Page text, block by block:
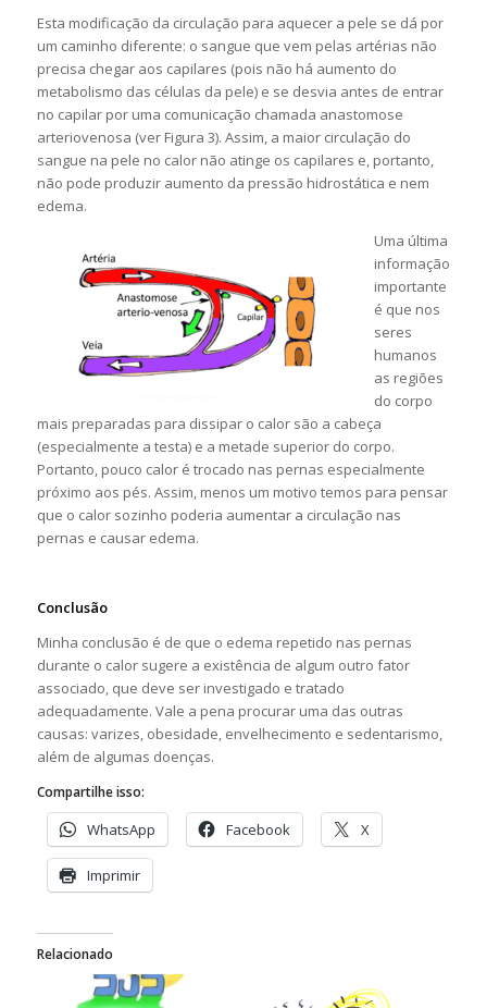
Esta modificação da circulação para aquecer a pele se dá por
um caminho diferente: o sangue que vem pelas artérias não
precisa chegar aos capilares (pois não há aumento do
metabolismo das células da pele) e se desvia antes de entrar
no capilar por uma comunicação chamada anastomose
arteriovenosa (ver Figura 3). Assim, a maior circulação do
sangue na pele no calor não atinge os capilares e, portanto,
não pode produzir aumento da pressão hidrostática e nem
edema.
Uma última
informação
importante
é que nos
seres
humanos
as regiões
do corpo
mais preparadas para dissipar o calor são a cabeça
(especialmente a testa) e a metade superior do corpo.
Portanto, pouco calor é trocado nas pernas especialmente
próximo aos pés. Assim, menos um motivo temos para pensar
que o calor sozinho poderia aumentar a circulação nas
pernas e causar edema.
Conclusão
Minha conclusão é de que o edema repetido nas pernas
durante o calor sugere a existência de algum outro fator
associado, que deve ser investigado e tratado
adequadamente. Vale a pena procurar uma das outras
causas: varizes, obesidade, envelhecimento e sedentarismo,
além de algumas doenças.
Compartilhe isso:
WhatsApp Facebook X
Imprimir
Relacionado